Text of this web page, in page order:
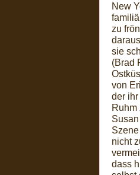
New
zu
sie
(Brad
von
der
Ruhm
nicht
dass